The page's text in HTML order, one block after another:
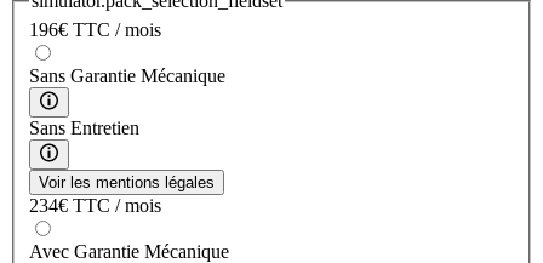
196€ TTC / mois
Sans Garantie Mécanique
Sans Entretien
Voir les mentions légales
234€ TTC / mois
Avec Garantie Mécanique